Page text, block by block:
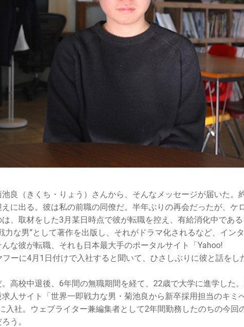
池良（きくち・りょう）さんから、そんなメッセージが届いた。
に出る。彼は私の前職の同僚だ。半年ぶりの再会だったが、ケ
、取材をした3月某日時点で彼が転職を控え、有給消化中である
力な男”として著作を出版し、それがドラマ化されるなど、イン
な彼が転職、それも日本最大手のポータルサイト「Yahoo!
ーに4月1日付けで入社すると聞いて、ひさしぶりに彼と話をし
高校中退後、6年間の無職期間を経て、22歳で大学に進学した
人サイト「世界一即戦力な男・菊池良から新卒採用担当のキミ
入社。ウェブライター兼編集者として2年間勤務したのちの今回
う。